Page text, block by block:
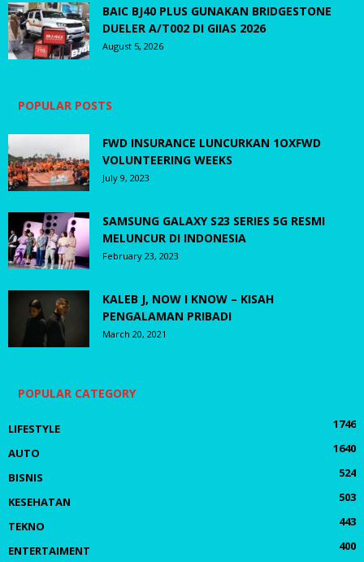
BAIC BJ40 PLUS GUNAKAN BRIDGESTONE
DUELER A/T002 DI GIIAS 2026
August 5, 2026
POPULAR POSTS
FWD INSURANCE LUNCURKAN 1OXFWD
VOLUNTEERING WEEKS
July 9, 2023
SAMSUNG GALAXY S23 SERIES 5G RESMI
MELUNCUR DI INDONESIA
February 23, 2023
KALEB J, NOW I KNOW – KISAH
PENGALAMAN PRIBADI
March 20, 2021
POPULAR CATEGORY
LIFESTYLE
1746
AUTO
1640
BISNIS
524
KESEHATAN
503
TEKNO
443
ENTERTAIMENT
400